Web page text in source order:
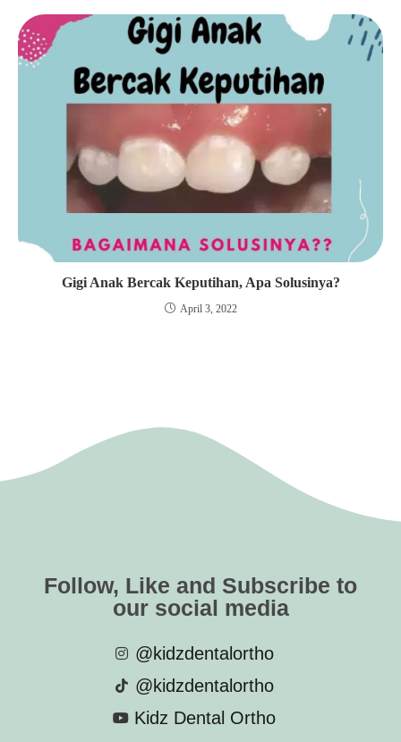
Gigi Anak Bercak Keputihan, Apa Solusinya?
April 3, 2022
Follow, Like and Subscribe to
our social media
@kidzdentalortho
@kidzdentalortho
Kidz Dental Ortho